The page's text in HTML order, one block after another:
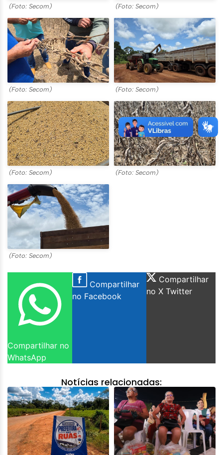
(Foto: Secom) (Foto: Secom)
(Foto: Secom) (Foto: Secom)
(Foto: Secom) (Foto: Secom)
(Foto: Secom)
Compartilhar no
WhatsApp
Compartilhar
no Facebook
Compartilhar
no X Twitter
Notícias relacionadas: